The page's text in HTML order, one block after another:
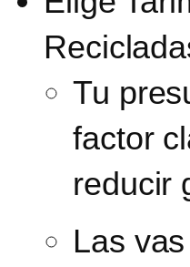
Tu
factor
reducir
Las